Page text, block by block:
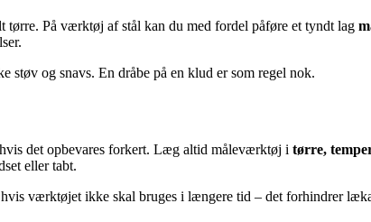
tørre. På værktøj af stål kan du med fordel påføre et tyndt lag
og snavs. En dråbe på en klud er som regel nok.
det opbevares forkert. Læg altid måleværktøj i tørre,
eller tabt.
værktøjet ikke skal bruges i længere tid – det forhindrer